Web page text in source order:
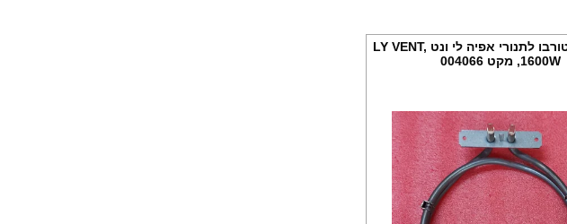
גוף חימום טורבו לתנורי אפיה לי ונט LY VENT,
1600W, מקט 004066